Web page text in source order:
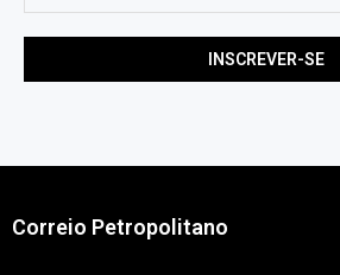
Correio Petropolitano